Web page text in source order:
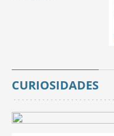
CURIOSIDADES